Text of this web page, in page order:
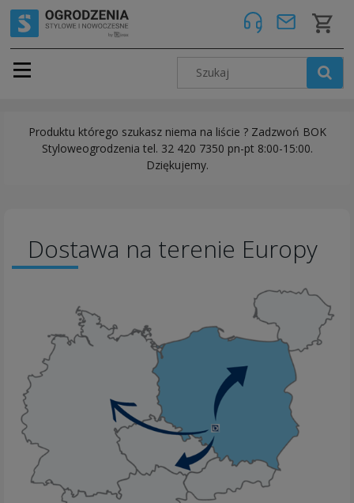
Produktu którego szukasz niema na liście ? Zadzwoń BOK
Styloweogrodzenia tel. 32 420 7350 pn-pt 8:00-15:00.
Dziękujemy.
Dostawa na terenie Europy